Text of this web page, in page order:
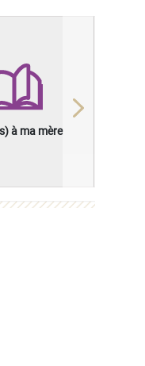
à ma mère
Next